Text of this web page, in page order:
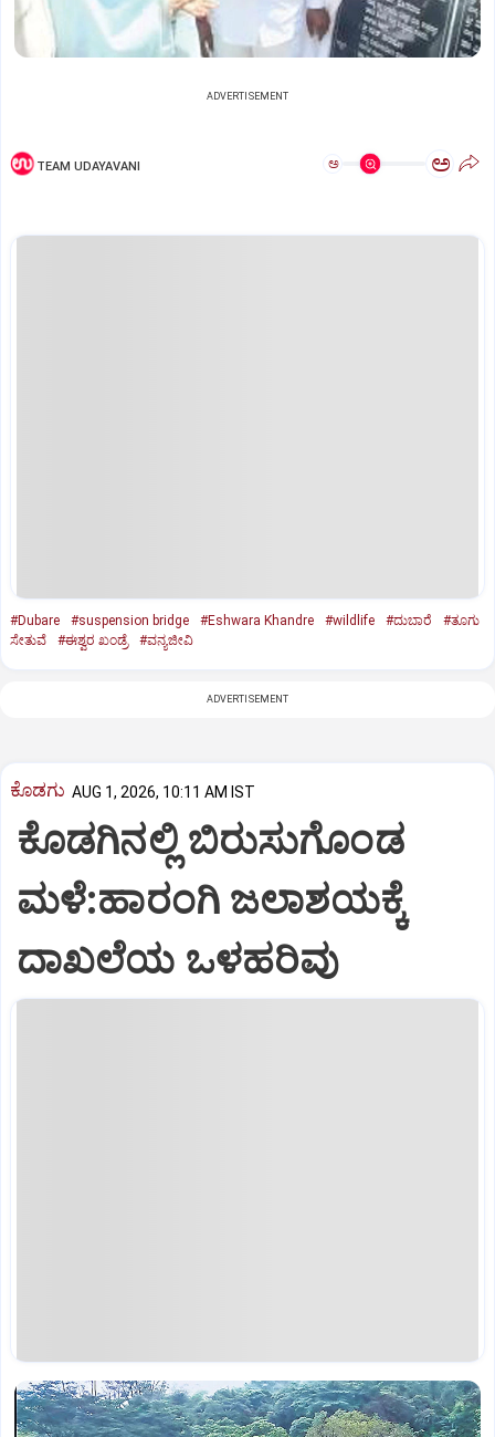
ADVERTISEMENT
TEAM UDAYAVANI ಅ ಅ
#Dubare #suspension bridge #Eshwara Khandre #wildlife #ದುಬಾರೆ
#ತೂಗು
ಸೇತುವೆ
#ಈಶ್ವರ ಖಂಡ್ರೆ #ವನ್ಯಜೀವಿ
ADVERTISEMENT
ಕೊಡಗು AUG 1, 2026, 10:11 AM IST
ಕೊಡಗಿನಲ್ಲಿ ಬಿರುಸುಗೊಂಡ
ಮಳೆ:ಹಾರಂಗಿ ಜಲಾಶಯಕ್ಕೆ
ದಾಖಲೆಯ ಒಳಹರಿವು